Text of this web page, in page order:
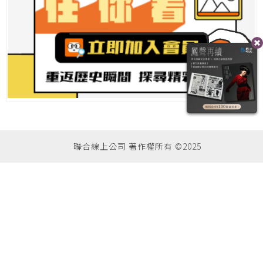
聯合線上公司 著作權所有 ©2025